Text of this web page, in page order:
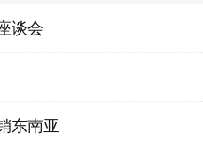
谈会
东南亚